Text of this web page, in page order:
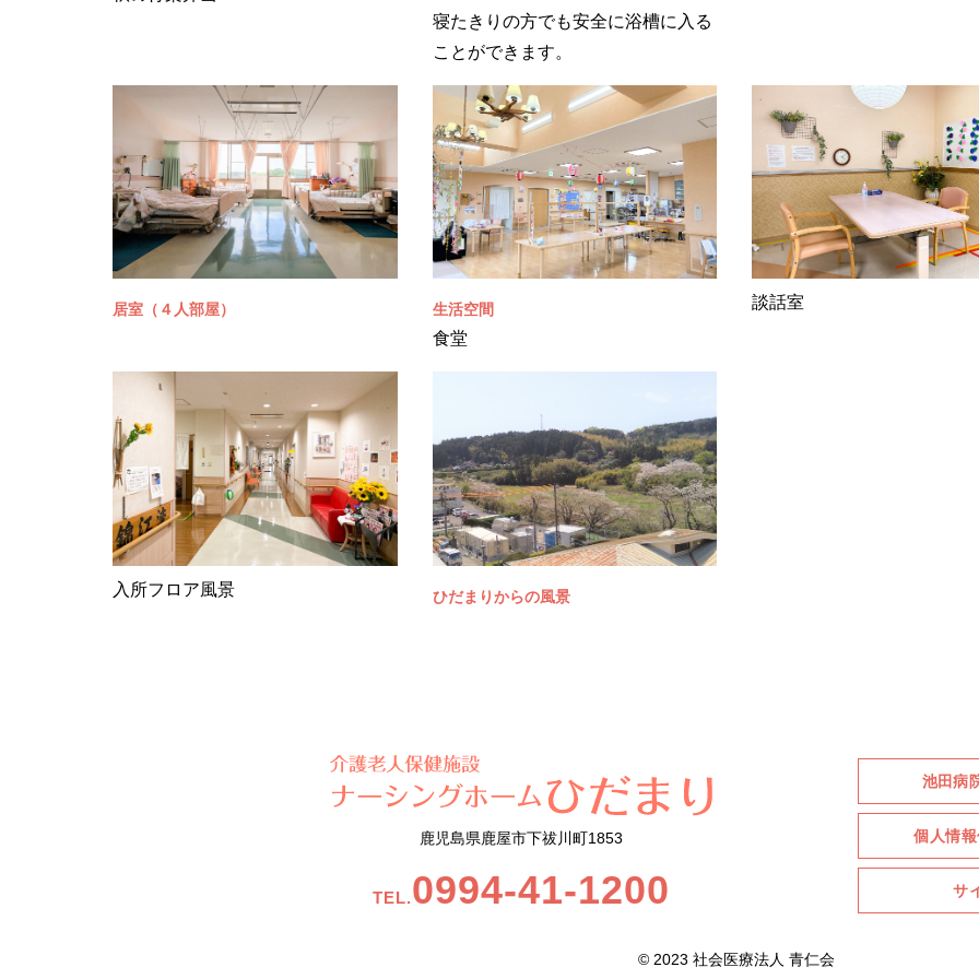
寝たきりの方でも安全に浴槽に入る
ことができます。
居室（４人部屋） 生活空間
食堂
談話室
入所フロア風景 ひだまりからの風景
鹿児島県鹿屋市下祓川町1853
TEL.0994-41-1200
池田病
個人情
サ
© 2023 社会医療法人 青仁会